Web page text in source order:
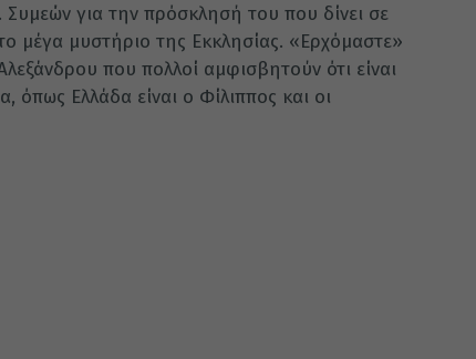
για την πρόσκλησή του που δίνει σε
μέγα μυστήριο της Εκκλησίας. «Ερχόμαστε»
που πολλοί αμφισβητούν ότι είναι
όπως Ελλάδα είναι ο Φίλιππος και οι